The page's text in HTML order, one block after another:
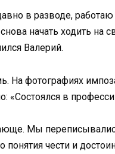
в разводе,
начать ходить на
Валерий.
На фотографиях
«Состоялся в
Мы
понятия чести и